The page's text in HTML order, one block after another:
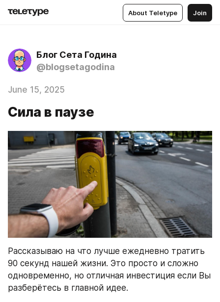
About Teletype Join
Блог Сета Година
@blogsetagodina
June 15, 2025
Сила в паузе
Рассказываю на что лучше ежедневно тратить
90 секунд нашей жизни. Это просто и сложно
одновременно, но отличная инвестиция если Вы
разберётесь в главной идее.